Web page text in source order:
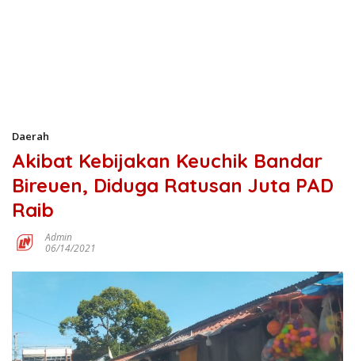
Daerah
Akibat Kebijakan Keuchik Bandar
Bireuen, Diduga Ratusan Juta PAD
Raib
Admin
06/14/2021